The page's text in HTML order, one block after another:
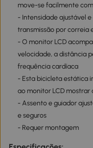
move-se facilmente
- Intensidade ajustável
transmissão por correia
- O monitor LCD
velocidade, a distância
frequência cardíaca
- Esta bicicleta estática
ao monitor LCD
- Assento e guiador
e seguros
- Requer montagem